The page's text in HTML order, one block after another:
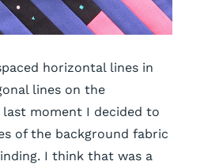
horizontal lines in
lines on the
moment I decided to
of the background fabric
I think that was a